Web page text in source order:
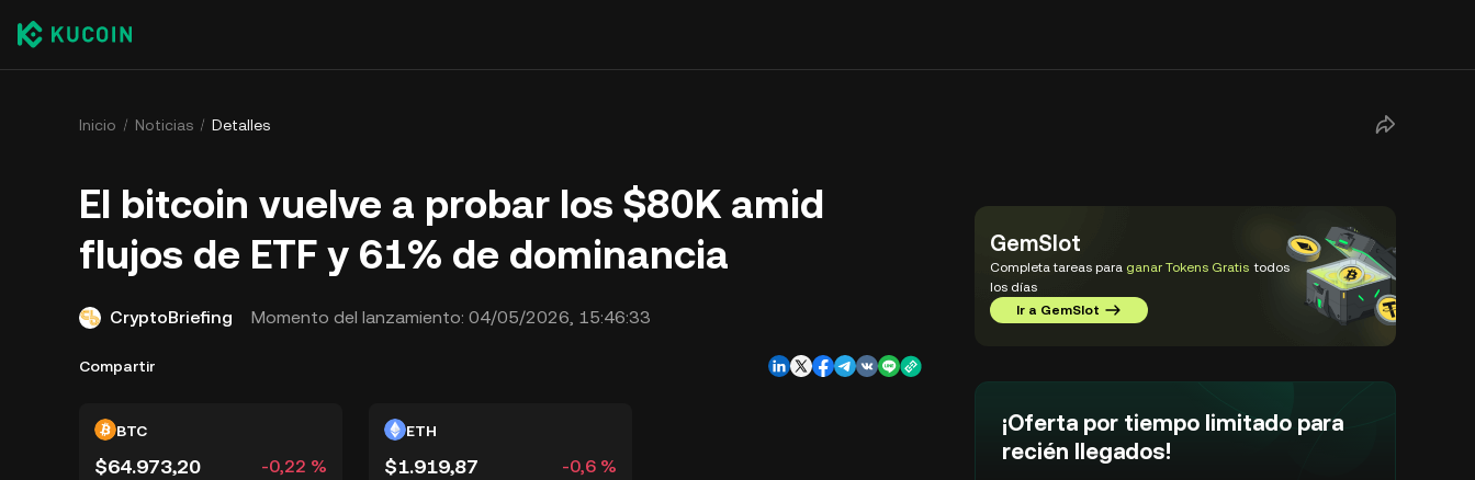
Inicio Noticias Detalles
El bitcoin vuelve a probar los $80K amid
flujos de ETF y 61% de dominancia
CryptoBriefing Momento del lanzamiento: 04/05/2026, 15:46:33
Compartir
BTC
$64.973,20 -0,22 %
ETH
$1.919,87 -0,6 %
GemSlot
Completa tareas para ganar Tokens Gratis todos
los días
Ir a GemSlot
¡Oferta por tiempo limitado para
recién llegados!